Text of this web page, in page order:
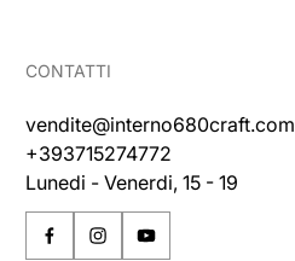
CONTATTI
vendite@interno680craft.com
+393715274772
Lunedi - Venerdi, 15 - 19